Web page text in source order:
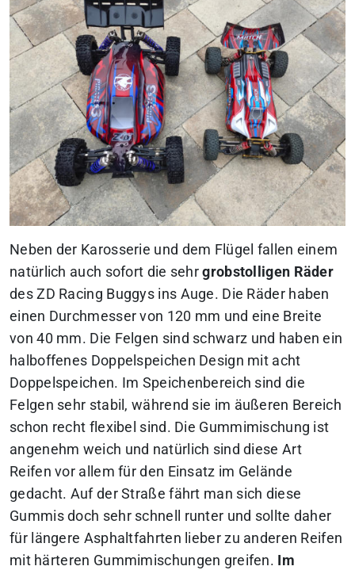
Neben der Karosserie und dem Flügel fallen einem
natürlich auch sofort die sehrgrobstolligen Räder
des ZD Racing Buggys ins Auge. Die Räder haben
einen Durchmesser von 120 mm und eine Breite
von 40 mm. Die Felgen sind schwarz und haben ein
halboffenes Doppelspeichen Design mit acht
Doppelspeichen. Im Speichenbereich sind die
Felgen sehr stabil, während sie im äußeren Bereich
schon recht flexibel sind. Die Gummimischung ist
angenehm weich und natürlich sind diese Art
Reifen vor allem für den Einsatz im Gelände
gedacht. Auf der Straße fährt man sich diese
Gummis doch sehr schnell runter und sollte daher
für längere Asphaltfahrten lieber zu anderen Reifen
mit härteren Gummimischungen greifen. Im